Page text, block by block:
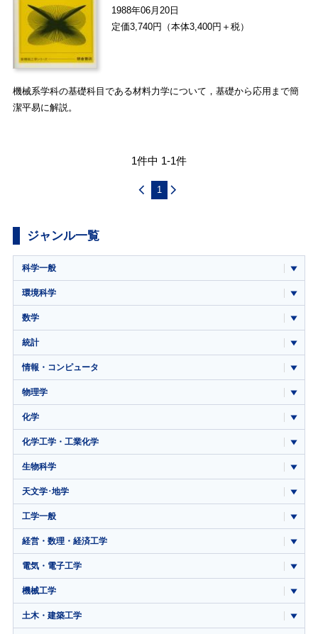
1988年06月20日
定価3,740円（本体3,400円＋税）
機械系学科の基礎科目である材料力学について，基礎から応用まで簡
潔平易に解説。
1件中 1-1件
1
ジャンル一覧
科学一般
環境科学
数学
統計
情報・コンピュータ
物理学
化学
化学工学・工業化学
生物科学
天文学･地学
工学一般
経営・数理・経済工学
電気・電子工学
機械工学
土木・建築工学